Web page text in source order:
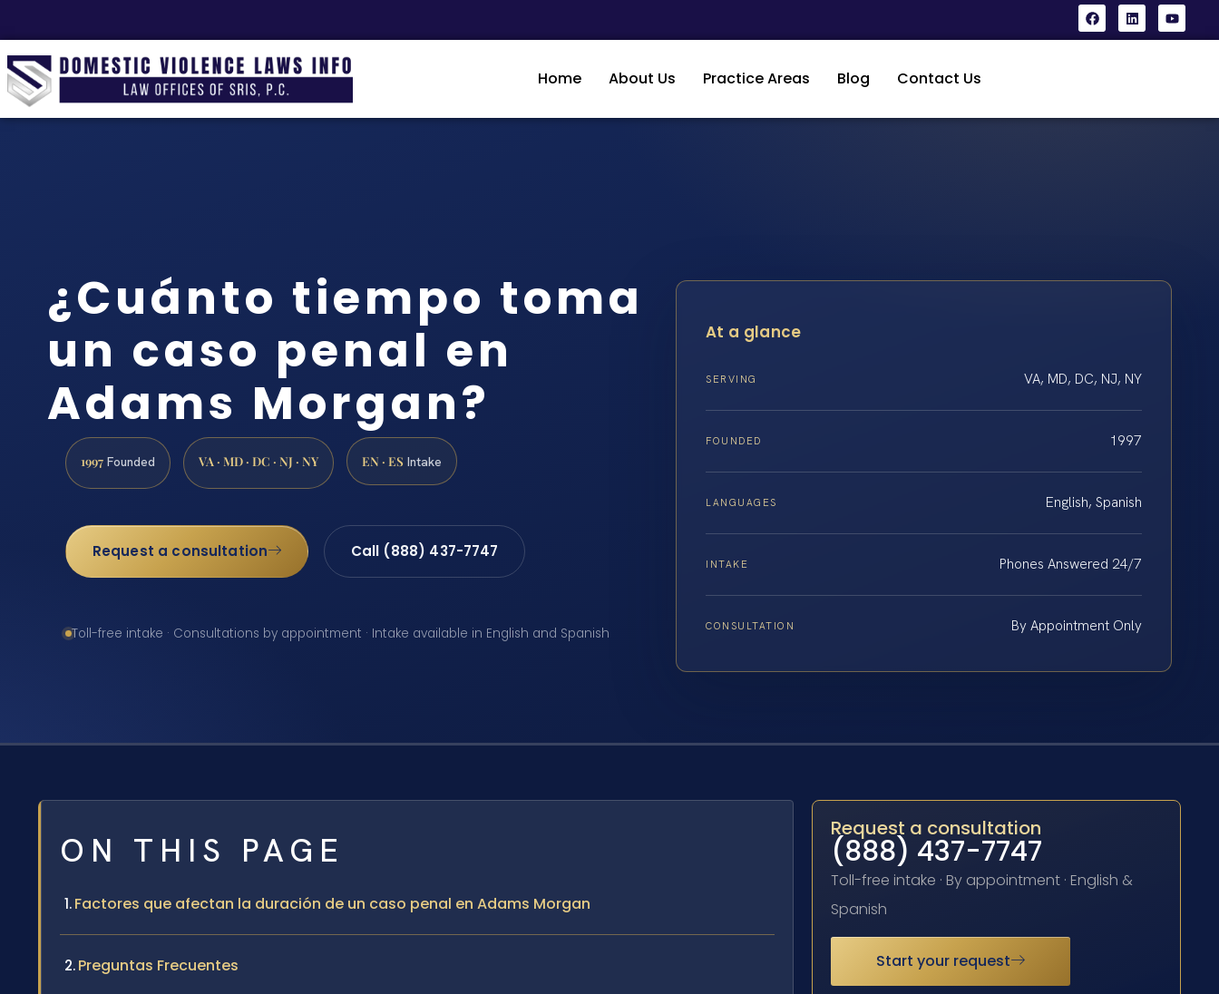
Home About Us Practice Areas Blog Contact Us
¿Cuánto tiempo toma
un caso penal en
Adams Morgan?
1997 Founded VA · MD · DC · NJ · NY EN · ES Intake
Request a consultation Call (888) 437-7747
Toll-free intake · Consultations by appointment · Intake available in English and Spanish
At a glance
SERVING VA, MD, DC, NJ, NY
FOUNDED 1997
LANGUAGES English, Spanish
INTAKE Phones Answered 24/7
CONSULTATION By Appointment Only
ON THIS PAGE
Factores que afectan la duración de un caso penal en Adams Morgan
Preguntas Frecuentes
Request a consultation
(888) 437-7747
Toll-free intake · By appointment · English &
Spanish
Start your request